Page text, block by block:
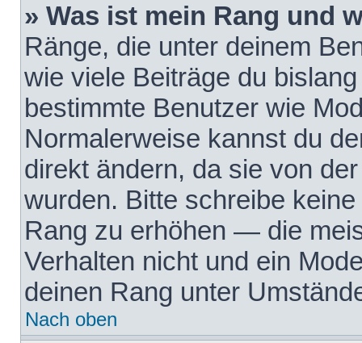
» Was ist mein Rang und
Ränge, die unter deinem
wie viele Beiträge du
bestimmte Benutzer wie
Normalerweise kannst du
direkt ändern, da sie von
wurden. Bitte schreibe
Rang zu erhöhen — die
Verhalten nicht und ein
deinen Rang unter
Nach oben